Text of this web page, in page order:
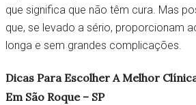
que significa que não têm cura. Mas
que, se levado a sério, proporcionam
longa e sem grandes complicações.
Dicas Para Escolher A Melhor
Em São Roque – SP